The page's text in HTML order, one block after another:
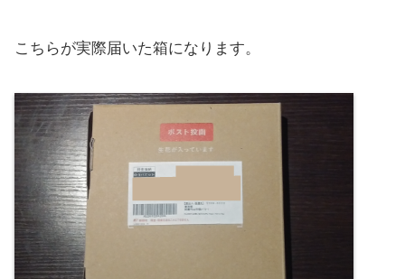
こちらが実際届いた箱になります。